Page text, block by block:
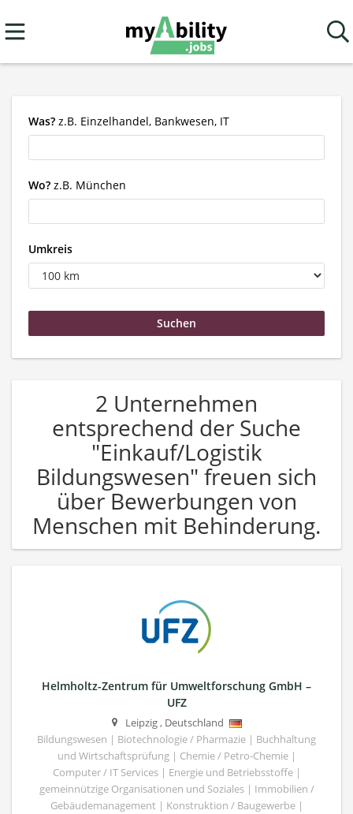
Was? z.B. Einzelhandel, Bankwesen, IT
Wo? z.B. München
Umkreis
2 Unternehmen
entsprechend der Suche
"Einkauf/Logistik
Bildungswesen" freuen sich
über Bewerbungen von
Menschen mit Behinderung.
Helmholtz-Zentrum für Umweltforschung GmbH –
UFZ
Leipzig, Deutschland
Bildungswesen | Biotechnologie / Pharmazie | Buchhaltung
und Wirtschaftsprüfung | Chemie / Petro-Chemie |
Computer / IT Services | Energie und Betriebsstoffe |
gemeinnützige Organisationen und Soziales | Immobilien /
Gebäudemanagement | Konstruktion / Baugewerbe |